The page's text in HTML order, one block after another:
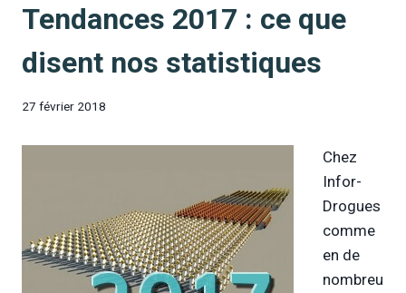
Tendances 2017 : ce que
disent nos statistiques
27 février 2018
Chez
Infor-
Drogues
comme
en de
nombreu